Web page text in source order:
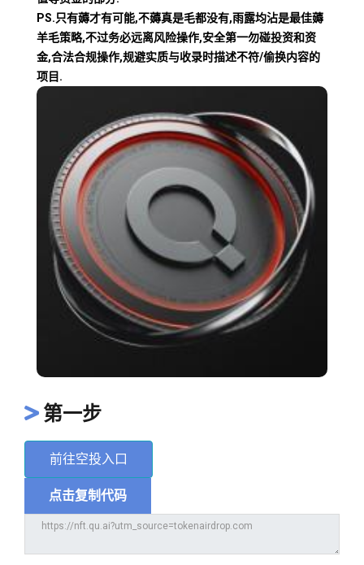
PS.只有薅才有可能,不薅真是毛都没有,雨露均沾是最佳薅
羊毛策略,不过务必远离风险操作,安全第一勿碰投资和资
金,合法合规操作,规避实质与收录时描述不符/偷换内容的
项目.
第一步
前往空投入口
点击复制代码